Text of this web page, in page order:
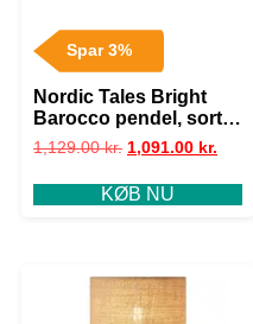
Spar 3%
Nordic Tales Bright
Barocco pendel, sort
ledning
1,129.00kr. 1,091.00 kr.
KØB NU